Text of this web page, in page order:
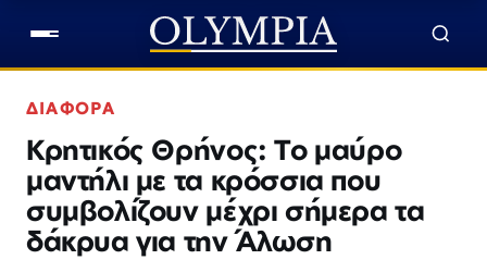
ΔΙΑΦΟΡΑ
Κρητικός Θρήνος: Το μαύρο
μαντήλι με τα κρόσσια που
συμβολίζουν μέχρι σήμερα τα
δάκρυα για την Άλωση